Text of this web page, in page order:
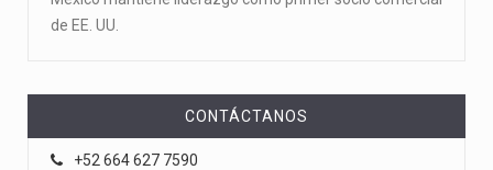
de EE. UU.
CONTÁCTANOS
+52 664 627 7590